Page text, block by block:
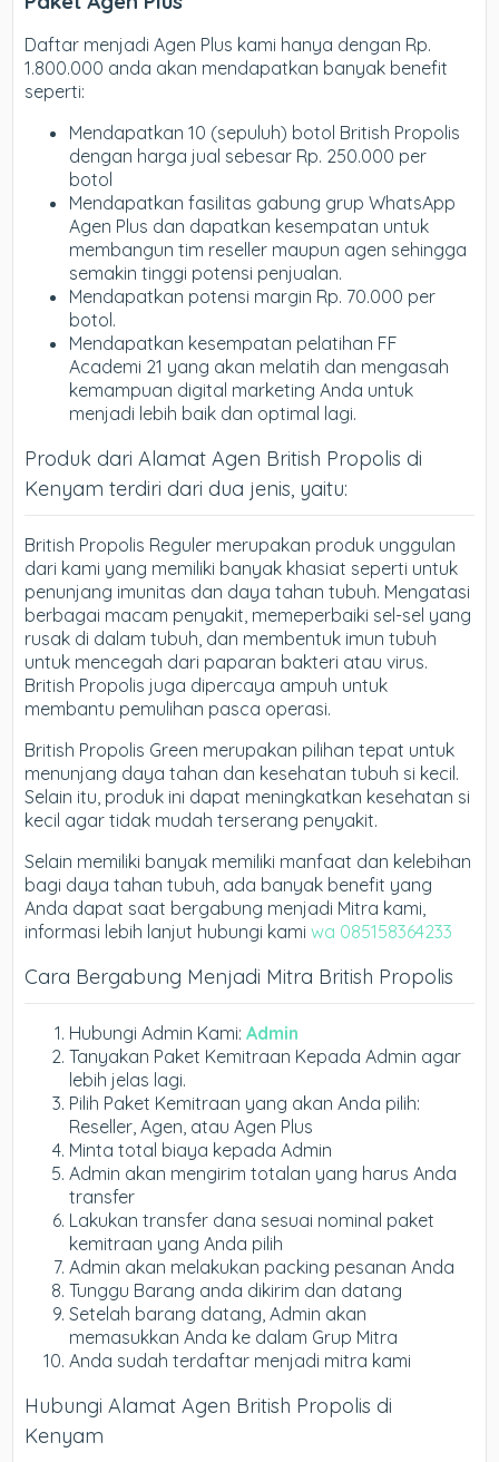
Daftar menjadi Agen Plus kami hanya dengan Rp.
1.800.000 anda akan mendapatkan banyak benefit
seperti:
Mendapatkan 10 (sepuluh) botol British Propolis
dengan harga jual sebesar Rp. 250.000 per
botol
Mendapatkan fasilitas gabung grup WhatsApp
Agen Plus dan dapatkan kesempatan untuk
membangun tim reseller maupun agen sehingga
semakin tinggi potensi penjualan.
Mendapatkan potensi margin Rp. 70.000 per
botol.
Mendapatkan kesempatan pelatihan FF
Academi 21 yang akan melatih dan mengasah
kemampuan digital marketing Anda untuk
menjadi lebih baik dan optimal lagi.
Produk dari Alamat Agen British Propolis di
Kenyam terdiri dari dua jenis, yaitu:
British Propolis Reguler merupakan produk unggulan
dari kami yang memiliki banyak khasiat seperti untuk
penunjang imunitas dan daya tahan tubuh. Mengatasi
berbagai macam penyakit, memeperbaiki sel-sel yang
rusak di dalam tubuh, dan membentuk imun tubuh
untuk mencegah dari paparan bakteri atau virus.
British Propolis juga dipercaya ampuh untuk
membantu pemulihan pasca operasi.
British Propolis Green merupakan pilihan tepat untuk
menunjang daya tahan dan kesehatan tubuh si kecil.
Selain itu, produk ini dapat meningkatkan kesehatan si
kecil agar tidak mudah terserang penyakit.
Selain memiliki banyak memiliki manfaat dan kelebihan
bagi daya tahan tubuh, ada banyak benefit yang
Anda dapat saat bergabung menjadi Mitra kami,
informasi lebih lanjut hubungi kamiwa 085158364233
Cara Bergabung Menjadi Mitra British Propolis
Hubungi Admin Kami:Admin
Tanyakan Paket Kemitraan Kepada Admin agar
lebih jelas lagi.
Pilih Paket Kemitraan yang akan Anda pilih:
Reseller, Agen, atau Agen Plus
Minta total biaya kepada Admin
Admin akan mengirim totalan yang harus Anda
transfer
Lakukan transfer dana sesuai nominal paket
kemitraan yang Anda pilih
Admin akan melakukan packing pesanan Anda
Tunggu Barang anda dikirim dan datang
Setelah barang datang, Admin akan
memasukkan Anda ke dalam Grup Mitra
Anda sudah terdaftar menjadi mitra kami
Hubungi Alamat Agen British Propolis di
Kenyam